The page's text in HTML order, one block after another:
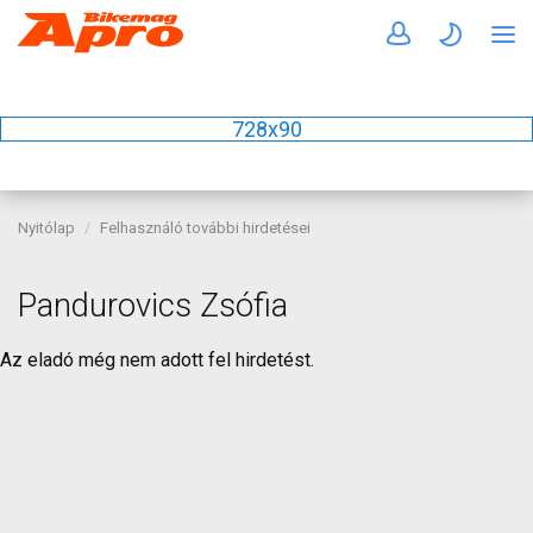
728x90
Nyitólap Felhasználó további hirdetései
Pandurovics Zsófia
Az eladó még nem adott fel hirdetést.